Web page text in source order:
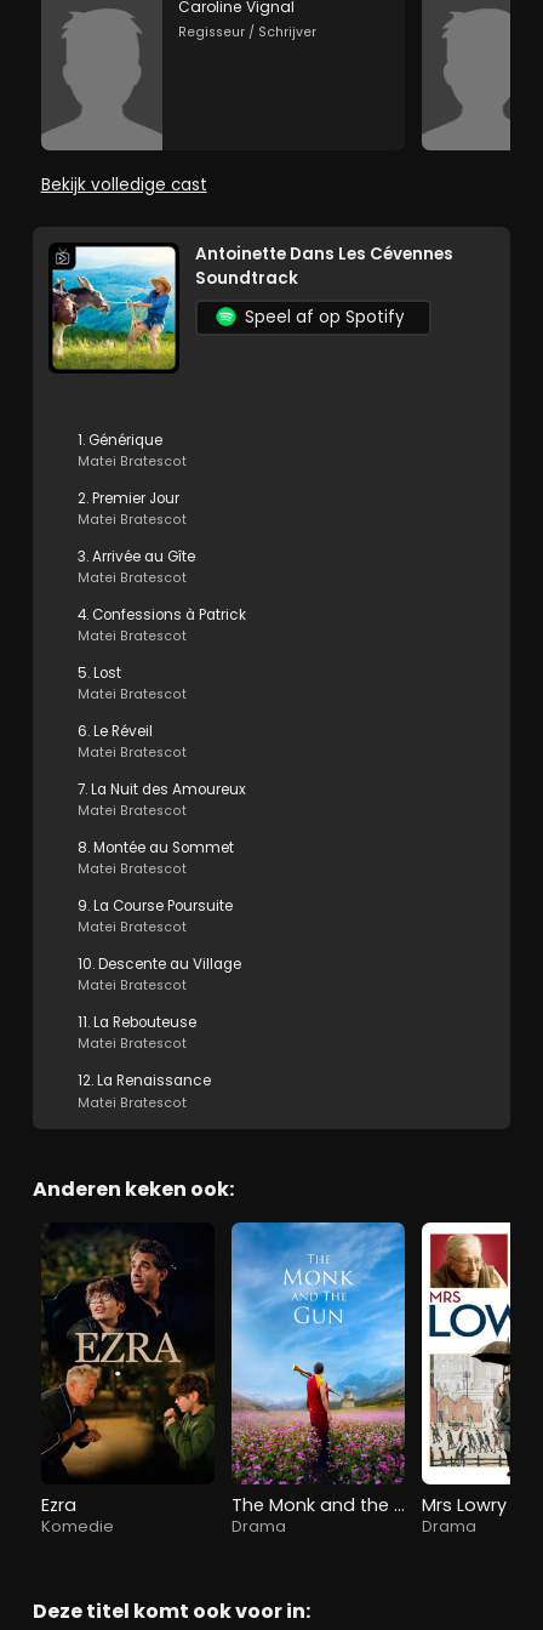
Caroline Vignal
Regisseur / Schrijver
Bekijk volledige cast
Antoinette Dans Les Cévennes
Soundtrack
Speel af op Spotify
1. Générique
Matei Bratescot
2. Premier Jour
Matei Bratescot
3. Arrivée au Gîte
Matei Bratescot
4. Confessions à Patrick
Matei Bratescot
5. Lost
Matei Bratescot
6. Le Réveil
Matei Bratescot
7. La Nuit des Amoureux
Matei Bratescot
8. Montée au Sommet
Matei Bratescot
9. La Course Poursuite
Matei Bratescot
10. Descente au Village
Matei Bratescot
11. La Rebouteuse
Matei Bratescot
12. La Renaissance
Matei Bratescot
Anderen keken ook:
Ezra
Komedie
The Monk and the Gun
Drama
Mrs Lowry
Drama
Deze titel komt ook voor in: